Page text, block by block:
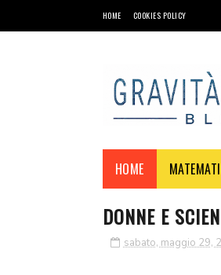
HOME COOKIES POLICY
HOME
DONNE E
sabato, maggio 29,